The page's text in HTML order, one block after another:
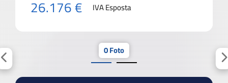
26.176 € IVA Esposta
0 Foto